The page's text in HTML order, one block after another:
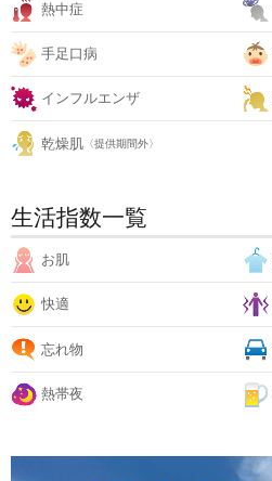
熱中症
手足口病
インフルエンザ
乾燥肌 〈提供期間外〉
生活指数一覧
お肌
快適
忘れ物
熱帯夜